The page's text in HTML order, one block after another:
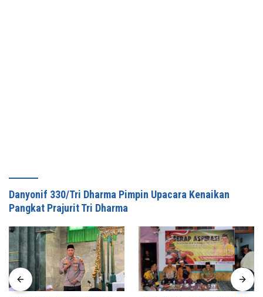
Danyonif 330/Tri Dharma Pimpin Upacara Kenaikan
Pangkat Prajurit Tri Dharma